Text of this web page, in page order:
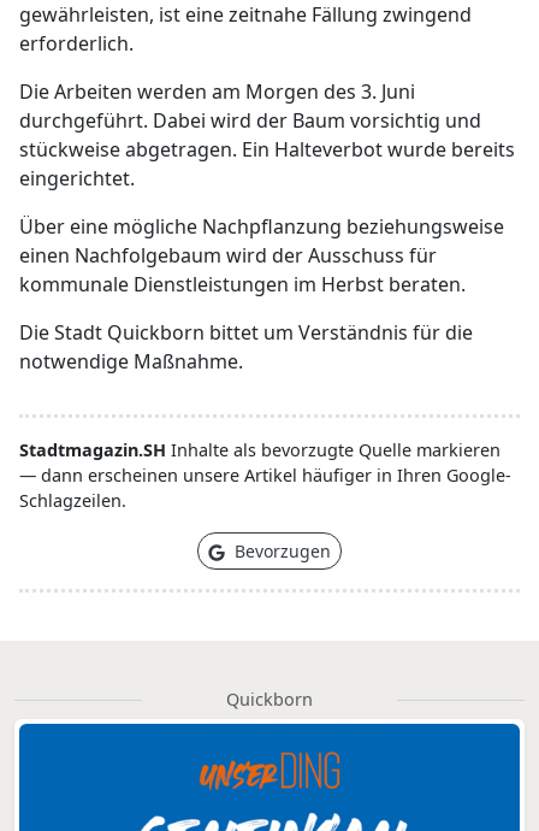
gewährleisten, ist eine zeitnahe Fällung zwingend
erforderlich.
Die Arbeiten werden am Morgen des 3. Juni
durchgeführt. Dabei wird der Baum vorsichtig und
stückweise abgetragen. Ein Halteverbot wurde bereits
eingerichtet.
Über eine mögliche Nachpflanzung beziehungsweise
einen Nachfolgebaum wird der Ausschuss für
kommunale Dienstleistungen im Herbst beraten.
Die Stadt Quickborn bittet um Verständnis für die
notwendige Maßnahme.
Stadtmagazin.SH Inhalte als bevorzugte Quelle markieren
— dann erscheinen unsere Artikel häufiger in Ihren Google-
Schlagzeilen.
Bevorzugen
Quickborn